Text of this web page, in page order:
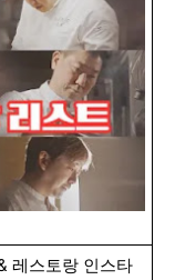
레스토랑 인스타